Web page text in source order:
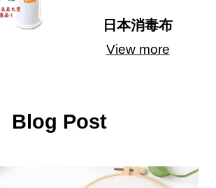
日本消毒布
View more
Blog Post